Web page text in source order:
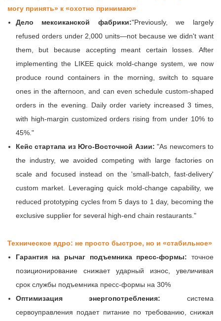
могу принять» к «охотно принимаю»
Дело мексиканской фабрики:"Previously, we largely
refused orders under 2,000 units—not because we didn't want
them, but because accepting meant certain losses. After
implementing the LIKEE quick mold-change system, we now
produce round containers in the morning, switch to square
ones in the afternoon, and can even schedule custom-shaped
orders in the evening. Daily order variety increased 3 times,
with high-margin customized orders rising from under 10% to
45%."
Кейс стартапа из Юго-Восточной Азии: "As newcomers to
the industry, we avoided competing with large factories on
scale and focused instead on the 'small-batch, fast-delivery'
custom market. Leveraging quick mold-change capability, we
reduced prototyping cycles from 5 days to 1 day, becoming the
exclusive supplier for several high-end chain restaurants."
Техническое ядро: не просто быстрое, но и «стабильное»
Гарантия на рычаг подъемника пресс-формы: точное
позиционирование снижает ударный износ, увеличивая
срок службы подъемника пресс-формы на 30%
Оптимизация энергопотребления: система
сервоуправления подает питание по требованию, снижая